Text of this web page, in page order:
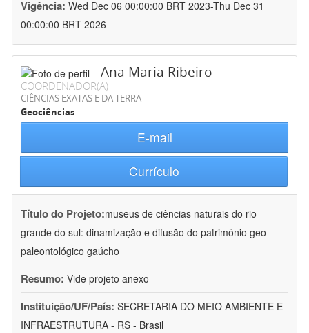
Vigência: Wed Dec 06 00:00:00 BRT 2023-Thu Dec 31
00:00:00 BRT 2026
Ana Maria Ribeiro
COORDENADOR(A)
CIÊNCIAS EXATAS E DA TERRA
Geociências
E-mail
Currículo
Título do Projeto:museus de ciências naturais do rio
grande do sul: dinamização e difusão do patrimônio geo-
paleontológico gaúcho
Resumo: Vide projeto anexo
Instituição/UF/País: SECRETARIA DO MEIO AMBIENTE E
INFRAESTRUTURA - RS - Brasil